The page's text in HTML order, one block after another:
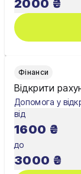
2000 ₴
Фінанси
Відкрити
Допомога у
від
1600 ₴
до
3000 ₴